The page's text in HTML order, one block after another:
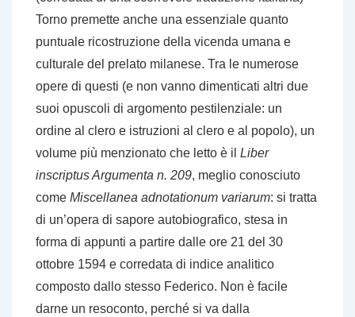
Torno premette anche una essenziale quanto
puntuale ricostruzione della vicenda umana e
culturale del prelato milanese. Tra le numerose
opere di questi (e non vanno dimenticati altri due
suoi opuscoli di argomento pestilenziale: un
ordine al clero e istruzioni al clero e al popolo), un
volume più menzionato che letto è il Liber
inscriptus Argumenta n. 209, meglio conosciuto
come Miscellanea adnotationum variarum: si tratta
di un’opera di sapore autobiografico, stesa in
forma di appunti a partire dalle ore 21 del 30
ottobre 1594 e corredata di indice analitico
composto dallo stesso Federico. Non è facile
darne un resoconto, perché si va dalla